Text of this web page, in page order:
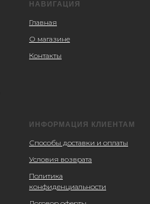
НАВИГАЦИЯ
Главная
О магазине
Контакты
ИНФОРМАЦИЯ КЛИЕНТАМ
Способы доставки и оплаты
Условия возврата
Политика
конфиденциальности